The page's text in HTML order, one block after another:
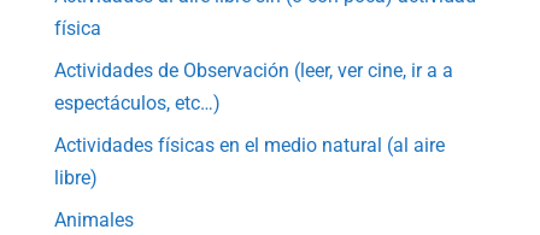
física
Actividades de Observación (leer, ver cine, ir a a
espectáculos, etc…)
Actividades físicas en el medio natural (al aire
libre)
Animales